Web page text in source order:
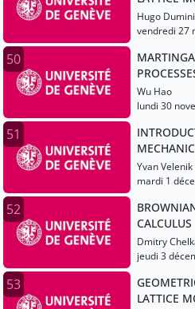
Hugo
vendredi 27
50
Wu Hao
lundi 30
51
Yvan Velenik
mardi 1
52
CALCULUS
Dmitry
jeudi 3
53
LATTICE